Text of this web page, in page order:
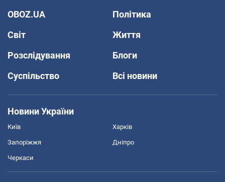
OBOZ.UA
Політика
Світ
Життя
Розслідування
Блоги
Суспільство
Всі новини
Новини України
Київ Харків
Запоріжжя Дніпро
Черкаси